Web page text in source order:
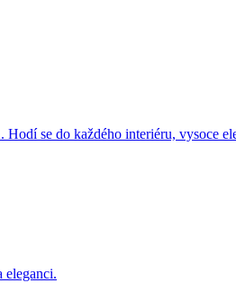
eleganci.